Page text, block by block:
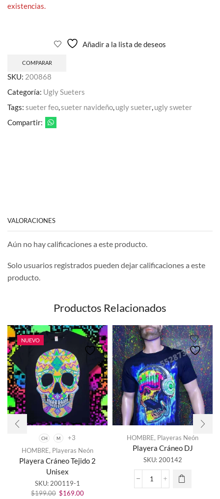
existencias.
Añadir a la lista de deseos
COMPARAR
SKU: 200868
Categoría: Ugly Sueters
Tags: sueter feo sueter navideño ugly sueter ugly sweter
Compartir:
VALORACIONES
Aún no hay calificaciones a este producto.
Solo usuarios registrados pueden dejar calificaciones a este
producto.
Productos Relacionados
NUEVO
CH M
+3
HOMBRE, Playeras Neón
Playera Cráneo Tejido 2
Unisex
SKU:200119-1
$199.00 El
$169.00El
producto
tiene
múltiples
variantes.
HOMBRE, Playeras Neón
Playera Cráneo DJ
SKU: 200142
Playera